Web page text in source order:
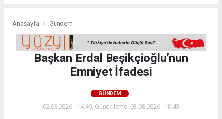
Anasayfa Gündem
Başkan Erdal Beşikçioğlu’nun
Emniyet İfadesi
GÜNDEM
02.08.2026 - 14:49, Güncelleme: 03.08.2026 - 10:43